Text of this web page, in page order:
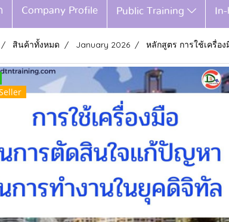
Company Profile Public Training In-
สินค้าทั้งหมด January 2026 หลักสูตร การใช้เครื่อ